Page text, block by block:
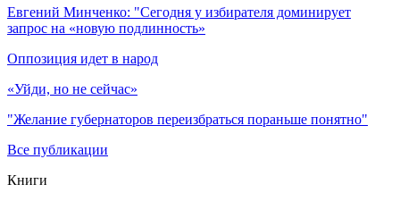
Евгений Минченко: "Сегодня у избирателя доминирует
запрос на «новую подлинность»
Оппозиция идет в народ
«Уйди, но не сейчас»
"Желание губернаторов переизбраться пораньше понятно"
Все публикации
Книги